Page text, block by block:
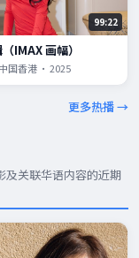
99:22
IMAX 画幅）
国香港 · 2025
更多热播 →
及关联华语内容的近期